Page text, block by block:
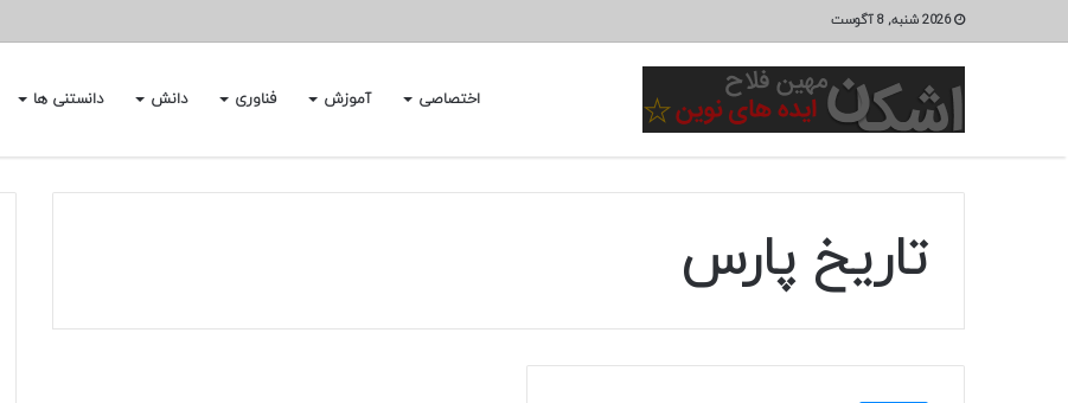
2026 شنبه, 8 آگوست
اختصاصی آموزش فناوری دانش دانستنی ها
تاریخ پارس